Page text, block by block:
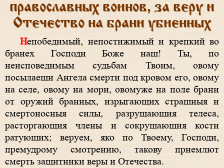
православных воинов, за веру и
Отечество на брани убиенных
Непобедимый, непостижимый и крепкий во
бранех Господи Боже наш! Ты, по
неисповедимым судьбам Твоим, овому
посылаеши Ангела смерти под кровом его, овому
на селе, овому на мори, овомуже на поле брани
от оружий бранных, изрыгающих страшныя и
смертоносныя силы, разрушающия телеса,
расторгающия члены и сокрушающия кости
ратующих; веруем, яко по Твоему, Господи,
премудрому смотрению, такову приемлют
смерть защитники веры и Отечества.